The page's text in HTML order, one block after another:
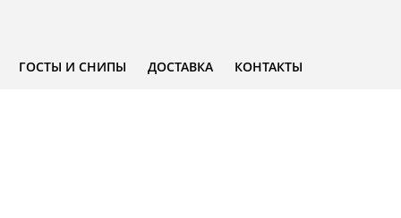
ГОСТЫ И СНИПЫ ДОСТАВКА КОНТАКТЫ